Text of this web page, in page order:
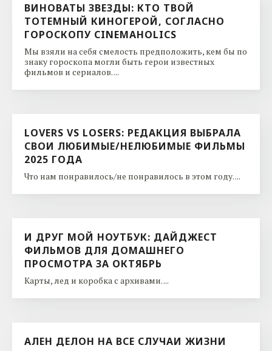
ВИНОВАТЫ ЗВЕЗДЫ: КТО ТВОЙ
ТОТЕМНЫЙ КИНОГЕРОЙ, СОГЛАСНО
ГОРОСКОПУ CINEMAHOLICS
Мы взяли на себя смелость предположить, кем бы по
знаку гороскопа могли быть герои известных
фильмов и сериалов. ...
LOVERS VS LOSERS: РЕДАКЦИЯ ВЫБРАЛА
СВОИ ЛЮБИМЫЕ/НЕЛЮБИМЫЕ ФИЛЬМЫ
2025 ГОДА
Что нам понравилось/не понравилось в этом году. ...
И ДРУГ МОЙ НОУТБУК: ДАЙДЖЕСТ
ФИЛЬМОВ ДЛЯ ДОМАШНЕГО
ПРОСМОТРА ЗА ОКТЯБРЬ
Карты, лед и коробка с архивами. ...
АЛЕН ДЕЛОН НА ВСЕ СЛУЧАИ ЖИЗНИ